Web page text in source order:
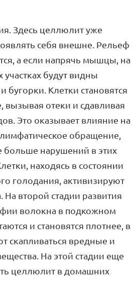
Здесь целлюлит уже
себя внешне. Рельеф
а если напрячь мышцы, на
будут видны
бугорки. Клетки становятся
отеки и сдавливая
Это оказывает влияние на
обращение,
больше нарушений в этих
находясь в состоянии
голодания, активизируют
На второй стадии развития
волокна в подкожном
и становятся плотнее, в
скапливаться вредные и
На этой стадии еще
целлюлит в домашних